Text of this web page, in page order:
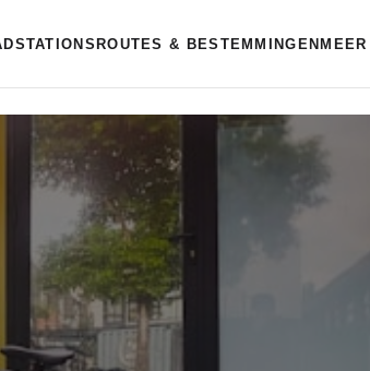
ROUTES & BESTEMMINGEN MEER